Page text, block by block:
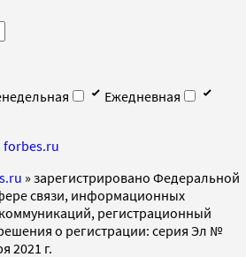
Ежедневная
forbes.ru
» зарегистрировано Федеральной
связи, информационных
регистрационный
о регистрации: серия Эл №
2021 г.